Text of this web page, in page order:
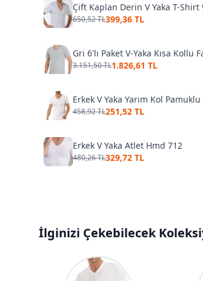
Çift Kaplan Derin V Yaka T-Shirt
650,52 TL399,36 TL
Gri 6'lı Paket V-Yaka Kısa Kollu
3.151,50 TL1.826,61 TL
Erkek V Yaka Yarım Kol
458,92 TL251,52 TL
Erkek V Yaka Atlet Hmd 712
480,26 TL329,72 TL
İlginizi Çekebilecek